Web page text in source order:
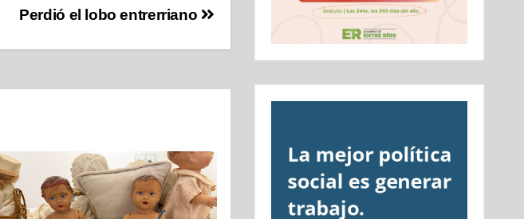
Perdió el lobo entrerriano